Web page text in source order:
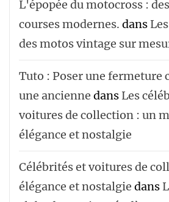
L'épopée du motocross :
courses modernes. dans
des motos vintage sur
Tuto : Poser une fermeture
une ancienne dans Les
voitures de collection : un
élégance et nostalgie
Célébrités et voitures de
élégance et nostalgie dans